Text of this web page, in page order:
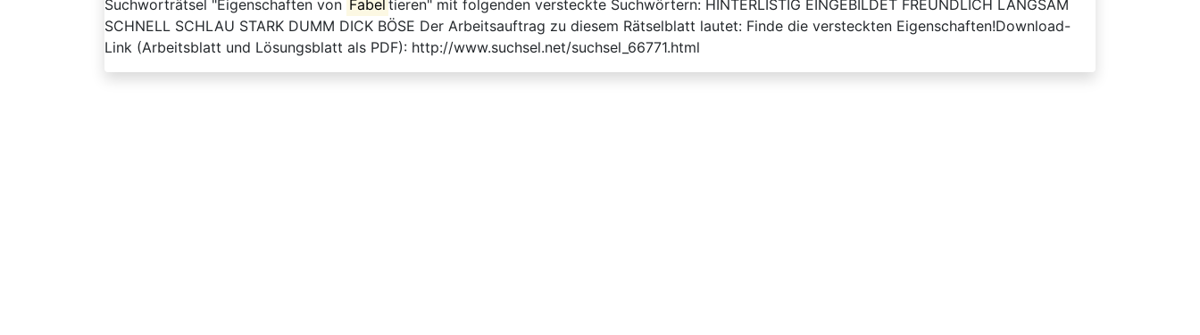
Suchworträtsel "Eigenschaften von Fabel tieren" mit folgenden versteckte Suchwörtern: HINTERLISTIG EINGEBILDET FREUNDLICH LANGSAM
SCHNELL SCHLAU STARK DUMM DICK BÖSE Der Arbeitsauftrag zu diesem Rätselblatt lautet: Finde die versteckten Eigenschaften!Download-
Link (Arbeitsblatt und Lösungsblatt als PDF): http://www.suchsel.net/suchsel_66771.html